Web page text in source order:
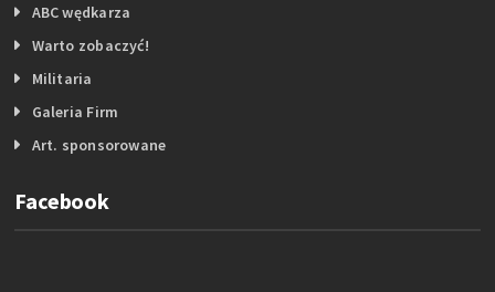
ABC wędkarza
Warto zobaczyć!
Militaria
Galeria Firm
Art. sponsorowane
Facebook